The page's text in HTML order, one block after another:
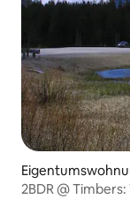
2BDR @